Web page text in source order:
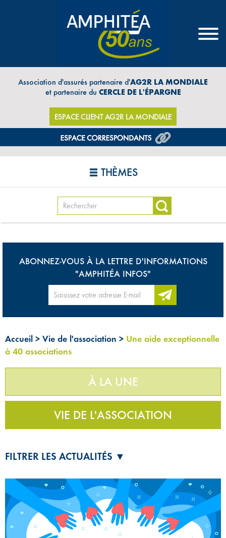
Association d'assurés partenaire d'AG2R LA MONDIALE
et partenaire du CERCLE DE L'ÉPARGNE
ESPACE CLIENT AG2R LA MONDIALE
THÈMES
ABONNEZ-VOUS À LA LETTRE D'INFORMATIONS
"AMPHITÉA INFOS"
Accueil > Vie de l'association > Une aide exceptionnelle
à 40 associations
À LA UNE
VIE DE L'ASSOCIATION
FILTRER LES ACTUALITÉS ▼